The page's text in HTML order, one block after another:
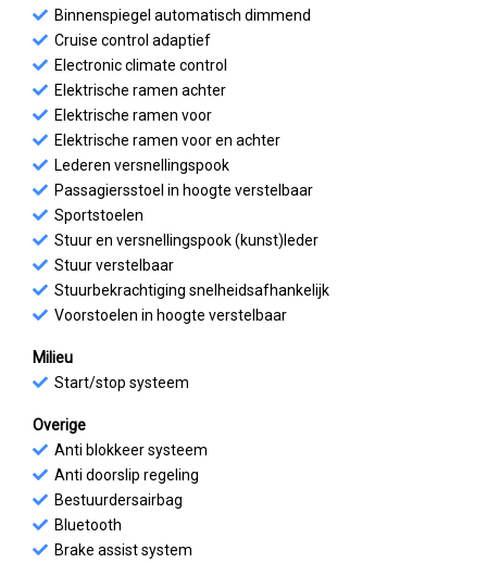
Binnenspiegel automatisch dimmend
Cruise control adaptief
Electronic climate control
Elektrische ramen achter
Elektrische ramen voor
Elektrische ramen voor en achter
Lederen versnellingspook
Passagiersstoel in hoogte verstelbaar
Sportstoelen
Stuur en versnellingspook (kunst)leder
Stuur verstelbaar
Stuurbekrachtiging snelheidsafhankelijk
Voorstoelen in hoogte verstelbaar
Milieu
Start/stop systeem
Overige
Anti blokkeer systeem
Anti doorslip regeling
Bestuurdersairbag
Bluetooth
Brake assist system